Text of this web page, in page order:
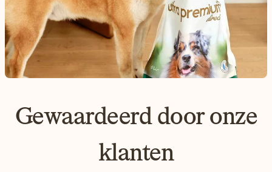
Gewaardeerd door onze
klanten